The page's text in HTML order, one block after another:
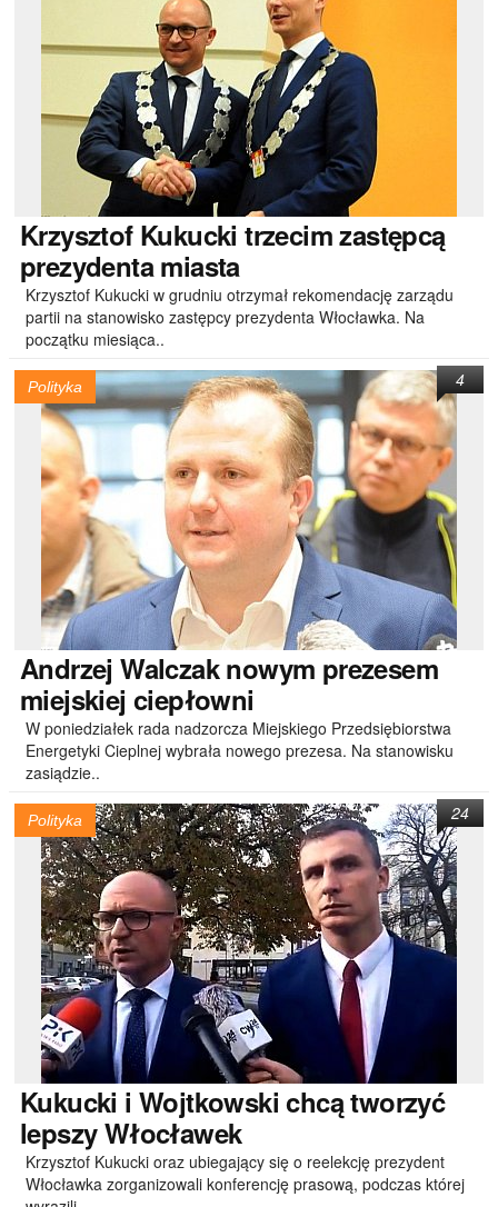
KrzysztofKukucki trzecim zastępcą
prezydenta miasta
Krzysztof Kukucki w grudniu otrzymał rekomendację zarządu
partii na stanowisko zastępcy prezydenta Włocławka. Na
początku miesiąca..
Polityka
Andrzej Walczak nowym prezesem
miejskiej ciepłowni
W poniedziałek rada nadzorcza Miejskiego Przedsiębiorstwa
Energetyki Cieplnej wybrała nowego prezesa. Na stanowisku
zasiądzie..
4
Polityka
Kukucki i Wojtkowski chcą tworzyć
lepszy Włocławek
Krzysztof Kukucki oraz ubiegający się o reelekcję prezydent
Włocławka zorganizowali konferencję prasową, podczas której
24